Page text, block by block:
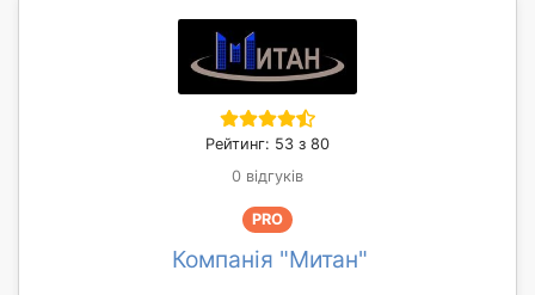
Рейтинг: 53 з 80
0 відгуків
PRO
Компанія "Митан"